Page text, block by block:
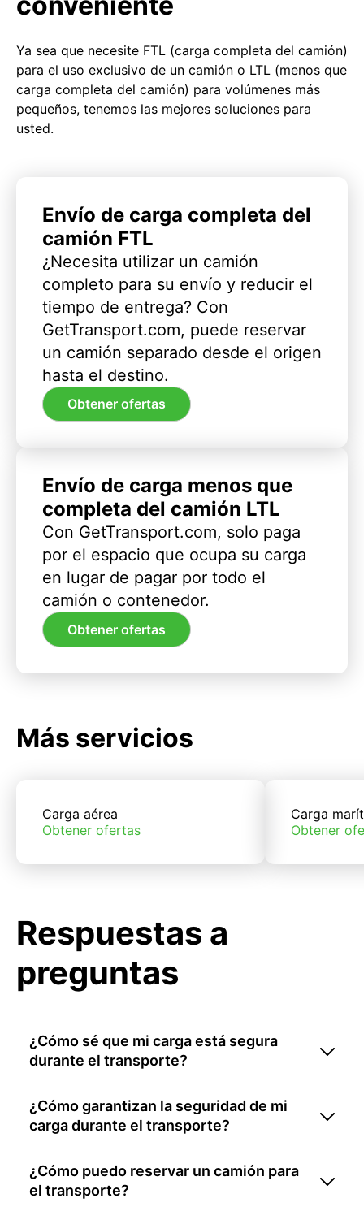
Ya sea que necesite FTL (carga completa del camión)
para el uso exclusivo de un camión o LTL (menos que
carga completa del camión) para volúmenes más
pequeños, tenemos las mejores soluciones para
usted.
Envío de carga completa del
camión FTL
¿Necesita utilizar un camión
completo para su envío y reducir el
tiempo de entrega? Con
GetTransport.com, puede reservar
un camión separado desde el origen
hasta el destino.
Obtener ofertas
Envío de carga menos que
completa del camión LTL
Con GetTransport.com, solo paga
por el espacio que ocupa su carga
en lugar de pagar por todo el
camión o contenedor.
Obtener ofertas
Más servicios
Carga aérea
Obtener ofertas
Carga
Obtener
Respuestas a
preguntas
¿Cómo sé que mi carga está segura
durante el transporte?
¿Cómo garantizan la seguridad de mi
carga durante el transporte?
¿Cómo puedo reservar un camión para
el transporte?